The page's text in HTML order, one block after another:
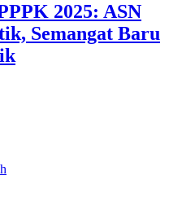
2025: ASN
Semangat Baru